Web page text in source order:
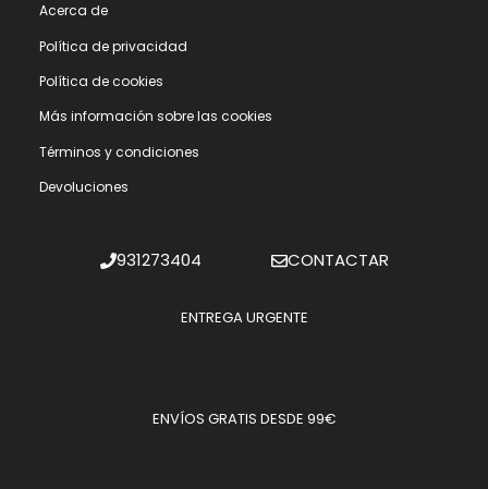
Acerca de
Polí­tica de privacidad
Polí­tica de cookies
Más información sobre las cookies
Términos y condiciones
Devoluciones
931273404 CONTACTAR
ENTREGA URGENTE
ENVÍOS GRATIS DESDE 99€